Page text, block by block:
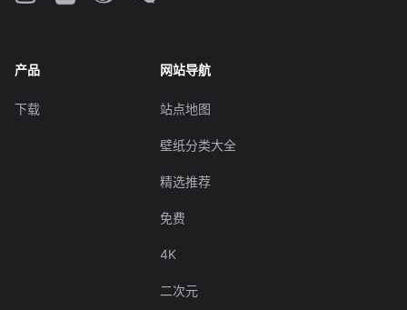
产品
下载
网站导航
站点地图
壁纸分类大全
精选推荐
免费
4K
二次元